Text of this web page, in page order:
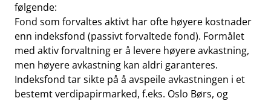
følgende:
Fond som forvaltes aktivt har ofte høyere kostnader
enn indeksfond (passivt forvaltede fond). Formålet
med aktiv forvaltning er å levere høyere avkastning,
men høyere avkastning kan aldri garanteres.
Indeksfond tar sikte på å avspeile avkastningen i et
bestemt verdipapirmarked, f.eks. Oslo Børs, og